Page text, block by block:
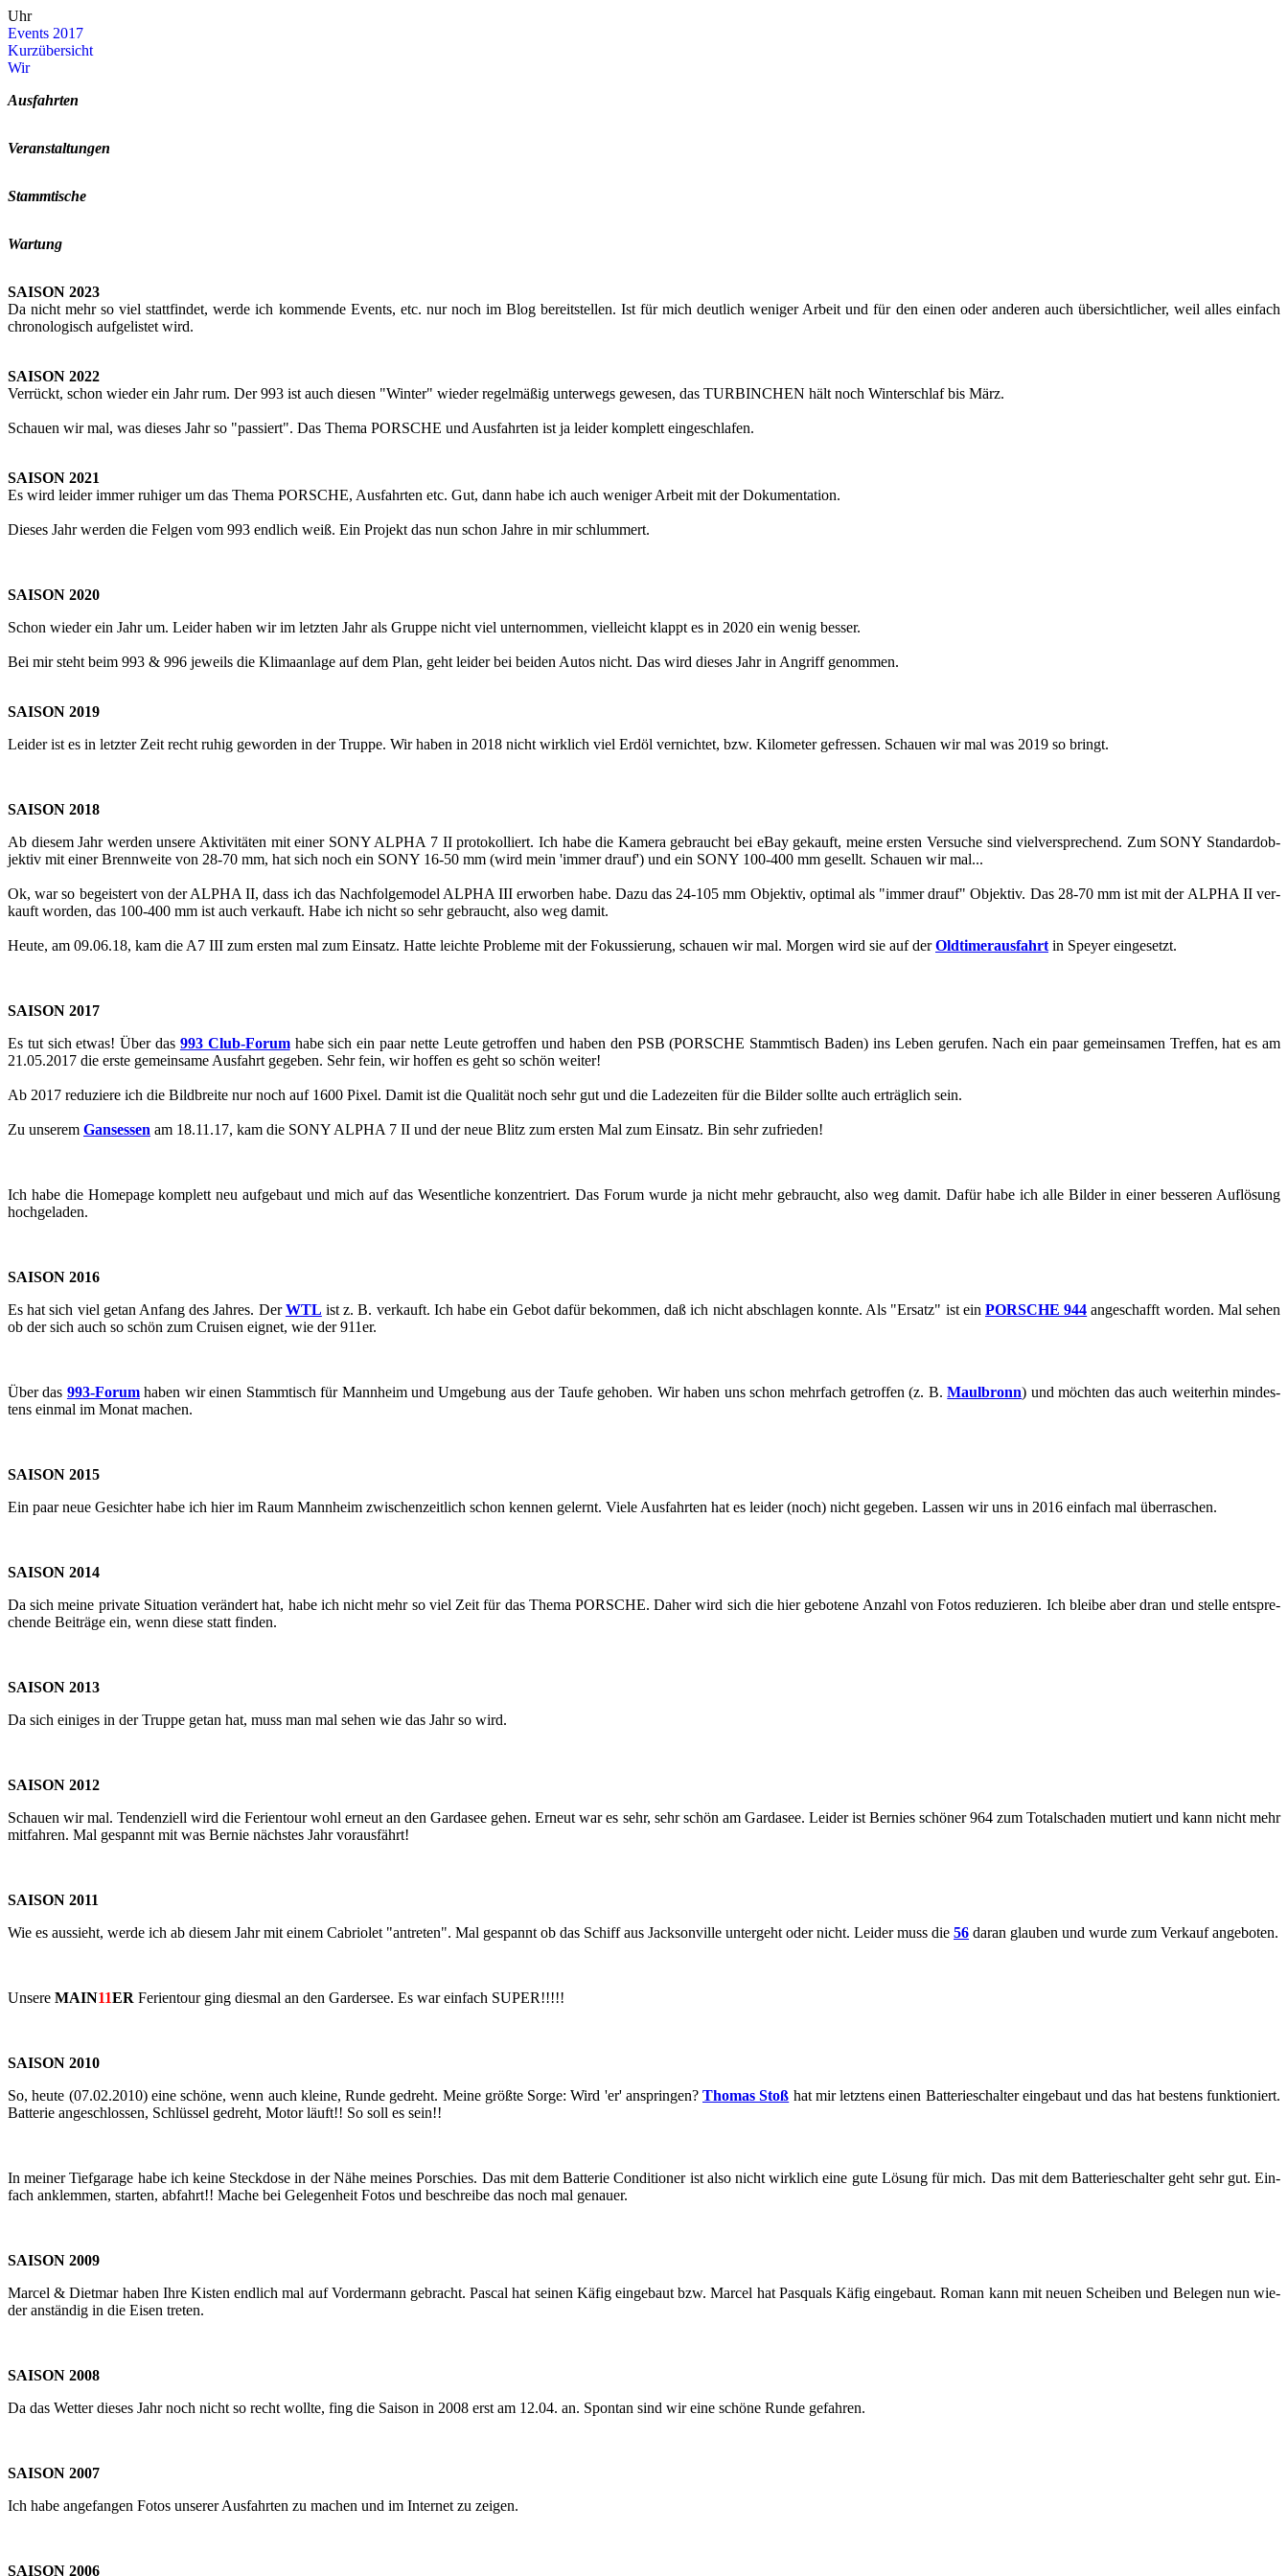
Uhr
Events 2017
Kurz­über­sicht
Wir
Aus­fahr­ten
Ver­an­stal­tun­gen
Stamm­ti­sche
War­tung
SAI­SON 2023
Da nicht mehr so viel statt­fin­det, werde ich kom­men­de Events, etc. nur noch im Blog be­reit­stel­len. Ist für mich deut­lich we­ni­ger Ar­beit und für den einen oder an­de­ren auch über­sicht­li­cher, weil alles ein­fach
chro­no­lo­gisch auf­ge­lis­tet wird.
SAI­SON 2022
Ver­rückt, schon wie­der ein Jahr rum. Der 993 ist auch die­sen "Win­ter" wie­der re­gel­mä­ßig un­ter­wegs ge­we­sen, das TUR­BIN­CHEN hält noch Win­ter­schlaf bis März.
Schau­en wir mal, was die­ses Jahr so "pas­siert". Das Thema POR­SCHE und Aus­fahr­ten ist ja lei­der kom­plett ein­ge­schla­fen.
SAI­SON 2021
Es wird lei­der immer ru­hi­ger um das Thema POR­SCHE, Aus­fahr­ten etc. Gut, dann habe ich auch we­ni­ger Ar­beit mit der Do­ku­men­ta­ti­on.
Die­ses Jahr wer­den die Fel­gen vom 993 end­lich weiß. Ein Pro­jekt das nun schon Jahre in mir schlum­mert.
SAI­SON 2020
Schon wie­der ein Jahr um. Lei­der haben wir im letz­ten Jahr als Grup­pe nicht viel un­ter­nom­men, viel­leicht klappt es in 2020 ein wenig bes­ser.
Bei mir steht beim 993 & 996 je­weils die Kli­ma­an­la­ge auf dem Plan, geht lei­der bei bei­den Autos nicht. Das wird die­ses Jahr in An­griff ge­nom­men.
SAI­SON 2019
Lei­der ist es in letz­ter Zeit recht ruhig ge­wor­den in der Trup­pe. Wir haben in 2018 nicht wirk­lich viel Erdöl ver­nich­tet, bzw. Ki­lo­me­ter ge­fres­sen. Schau­en wir mal was 2019 so bringt.
SAI­SON 2018
Ab die­sem Jahr wer­den un­se­re Ak­ti­vi­tä­ten mit einer SONY ALPHA 7 II pro­to­kol­liert. Ich habe die Ka­me­ra ge­braucht bei eBay ge­kauft, meine ers­ten Ver­su­che sind viel­ver­spre­chend. Zum SONY Stan­dard­ob­
jek­tiv mit einer Brenn­wei­te von 28-70 mm, hat sich noch ein SONY 16-50 mm (wird mein 'immer drauf') und ein SONY 100-400 mm ge­sellt. Schau­en wir mal...
Ok, war so be­geis­tert von der ALPHA II, dass ich das Nach­fol­ge­mo­del ALPHA III er­wor­ben habe. Dazu das 24-105 mm Ob­jek­tiv, op­ti­mal als "immer drauf" Ob­jek­tiv. Das 28-70 mm ist mit der ALPHA II ver­
kauft wor­den, das 100-400 mm ist auch ver­kauft. Habe ich nicht so sehr ge­braucht, also weg damit.
Heute, am 09.06.18, kam die A7 III zum ers­ten mal zum Ein­satz. Hatte leich­te Pro­ble­me mit der Fo­kus­sie­rung, schau­en wir mal. Mor­gen wird sie auf derOld­ti­mer­aus­fahrt in Spey­er ein­ge­setzt.
SAI­SON 2017
Es tut sich etwas! Über das 993 Club-​​​​​​​​​​​​​​​​​​​​​​​​​​​​​​​​​​​​​​​​​​​​​​​​​​​​​​​​​​​​​​​​​​​​​​​​​​​​​​​​​​​​​​​​​​​​​​​​​​​​​​​Forumhabe sich ein paar nette Leute ge­trof­fen und haben den PSB (POR­SCHE Stamm­tisch Baden) ins Leben ge­ru­fen. Nach ein paar ge­mein­sa­men Tref­fen, hat es am
21.05.2017 die erste ge­mein­sa­me Aus­fahrt ge­ge­ben. Sehr fein, wir hof­fen es geht so schön wei­ter!
Ab 2017 re­du­zie­re ich die Bild­brei­te nur noch auf 1600 Pixel. Damit ist die Qua­li­tät noch sehr gut und die La­de­zei­ten für die Bil­der soll­te auch er­träg­lich sein.
Zu un­se­rem Gan­ses­sen am 18.11.17, kam die SONY ALPHA 7 II und der neue Blitz zum ers­ten Mal zum Ein­satz. Bin sehr zu­frie­den!
Ich habe die Home­page kom­plett neu auf­ge­baut und mich auf das We­sent­li­che kon­zen­triert. Das Forum wurde ja nicht mehr ge­braucht, also weg damit. Dafür habe ich alle Bil­der in einer bes­se­ren Auf­lö­sung
hoch­ge­la­den.
SAI­SON 2016
Es hat sich viel getan An­fang des Jah­res. DerWTL ist z. B. ver­kauft. Ich habe ein Gebot dafür be­kom­men, daß ich nicht ab­schla­gen konn­te. Als "Er­satz" ist ein POR­SCHE 944 an­ge­schafft wor­den. Mal sehen
ob der sich auch so schön zum Crui­sen eig­net, wie der 911er.
Über das 993-​​​​​​​​​​​​​​​​​​​​​​​​​​​​​​​​​​​​​​​​​​​​​​​​​​​​​​​​​​​​​​​​​​​​​​​​​​​​​​​​​​​​​​​​​​​​​​​​​​​​​​​Forumhaben wir einen Stamm­tisch für Mann­heim und Um­ge­bung aus der Taufe ge­ho­ben. Wir haben uns schon mehr­fach ge­trof­fen (z. B.Maul­bronn) und möch­ten das auch wei­ter­hin min­des­
tens ein­mal im Monat ma­chen.
SAI­SON 2015
Ein paar neue Ge­sich­ter habe ich hier im Raum Mann­heim zwi­schen­zeit­lich schon ken­nen ge­lernt. Viele Aus­fahr­ten hat es lei­der (noch) nicht ge­ge­ben. Las­sen wir uns in 2016 ein­fach mal über­ra­schen.
SAI­SON 2014
Da sich meine pri­va­te Si­tua­ti­on ver­än­dert hat, habe ich nicht mehr so viel Zeit für das Thema POR­SCHE. Daher wird sich die hier ge­bo­te­ne An­zahl von Fotos re­du­zie­ren. Ich blei­be aber dran und stel­le ent­spre­
chen­de Bei­trä­ge ein, wenn diese statt fin­den.
SAI­SON 2013
Da sich ei­ni­ges in der Trup­pe getan hat, muss man mal sehen wie das Jahr so wird.
SAI­SON 2012
Schau­en wir mal. Ten­den­zi­ell wird die Fe­ri­en­tour wohl er­neut an den Gar­da­see gehen. Er­neut war es sehr, sehr schön am Gar­da­see. Lei­der ist Ber­nies schö­ner 964 zum To­tal­scha­den mu­tiert und kann nicht mehr
mit­fah­ren. Mal ge­spannt mit was Ber­nie nächs­tes Jahr vor­aus­fährt!
SAI­SON 2011
Wie es aus­sieht, werde ich ab die­sem Jahr mit einem Ca­brio­let "an­tre­ten". Mal ge­spannt ob das Schiff aus Jack­son­ville un­ter­geht oder nicht. Lei­der muss die 56 daran glau­ben und wurde zum Ver­kauf an­ge­bo­ten.
Un­se­re MAIN11ER Fe­ri­en­tour ging dies­mal an den Gar­der­see. Es war ein­fach SUPER!!!!!
SAI­SON 2010
So, heute (07.02.2010) eine schö­ne, wenn auch klei­ne, Runde ge­dreht. Meine größ­te Sorge: Wird 'er' an­sprin­gen? Tho­mas Stoß hat mir letz­tens einen Bat­te­rie­schal­ter ein­ge­baut und das hat bes­tens funk­tio­niert.
Bat­te­rie an­ge­schlos­sen, Schlüs­sel ge­dreht, Motor läuft!! So soll es sein!!
In mei­ner Tief­ga­ra­ge habe ich keine Steck­do­se in der Nähe mei­nes Por­schies. Das mit dem Bat­te­rie Con­di­tio­ner ist also nicht wirk­lich eine gute Lö­sung für mich. Das mit dem Bat­te­rie­schal­ter geht sehr gut. Ein­
fach an­klem­men, star­ten, ab­fahrt!! Mache bei Ge­le­gen­heit Fotos und be­schrei­be das noch mal ge­nau­er.
SAI­SON 2009
Mar­cel & Diet­mar haben Ihre Kis­ten end­lich mal auf Vor­der­mann ge­bracht. Pas­cal hat sei­nen Käfig ein­ge­baut bzw. Mar­cel hat Pas­qu­als Käfig ein­ge­baut. Roman kann mit neuen Schei­ben und Be­le­gen nun wie­
der an­stän­dig in die Eisen tre­ten.
SAI­SON 2008
Da das Wet­ter die­ses Jahr noch nicht so recht woll­te, fing die Sai­son in 2008 erst am 12.04. an. Spon­tan sind wir eine schö­ne Runde ge­fah­ren.
SAI­SON 2007
Ich habe an­ge­fan­gen Fotos un­se­rer Aus­fahr­ten zu ma­chen und im In­ter­net zu zei­gen.
SAI­SON 2006